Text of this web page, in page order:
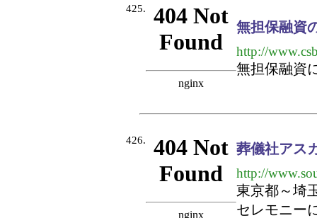
425.
無担保融資
http://
無担保融資
426.
葬儀社アス
http://
東京都～埼
セレモニー